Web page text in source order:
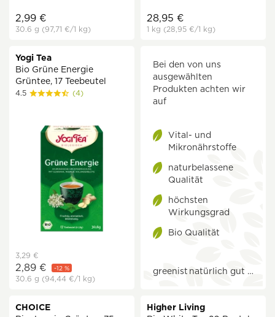
2,99 €
30.6 g (97,71 €/1 kg)
28,95 €
1 kg (28,95 €/1 kg)
Yogi Tea
Bio Grüne Energie
Grüntee, 17 Teebeutel
4.5 (4)
3,29 €
2,89 € -12 %
30.6 g (94,44 €/1 kg)
Bei den von uns
ausgewählten
Produkten achten wir
auf
Vital- und
Mikronährstoffe
naturbelassene
Qualität
höchsten
Wirkungsgrad
Bio Qualität
greenist natürlich gut …
CHOICE
Higher Living